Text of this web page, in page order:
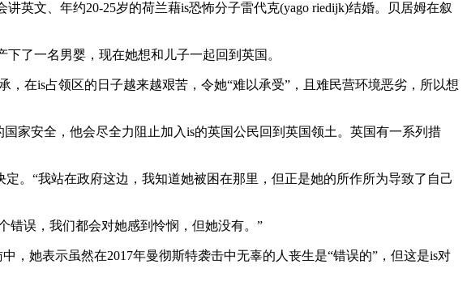
英文、年约20-25岁的荷兰藉is恐怖分子雷代克(yago riedijk)结婚。贝居姆在叙
了一名男婴，现在她想和儿子一起回到英国。
在is占领区的日子越来越艰苦，令她“难以承受”，且难民营环境恶劣，所以想
家安全，他会尽全力阻止加入is的英国公民回到英国领土。英国有一系列措
。“我站在政府这边，我知道她被困在那里，但正是她的所作所为导致了自己
错误，我们都会对她感到怜悯，但她没有。”
，她表示虽然在2017年曼彻斯特袭击中无辜的人丧生是“错误的”，但这是is对